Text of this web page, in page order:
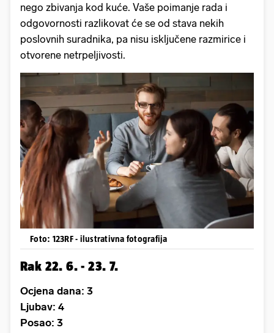
nego zbivanja kod kuće. Vaše poimanje rada i
odgovornosti razlikovat će se od stava nekih
poslovnih suradnika, pa nisu isključene razmirice i
otvorene netrpeljivosti.
Foto: 123RF - ilustrativna fotografija
Rak 22. 6. - 23. 7.
Ocjena dana: 3
Ljubav: 4
Posao: 3